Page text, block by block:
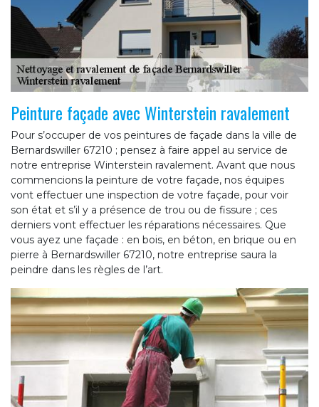
Peinture façade avec Winterstein ravalement
Pour s’occuper de vos peintures de façade dans la ville de
Bernardswiller 67210 ; pensez à faire appel au service de
notre entreprise Winterstein ravalement. Avant que nous
commencions la peinture de votre façade, nos équipes
vont effectuer une inspection de votre façade, pour voir
son état et s’il y a présence de trou ou de fissure ; ces
derniers vont effectuer les réparations nécessaires. Que
vous ayez une façade : en bois, en béton, en brique ou en
pierre à Bernardswiller 67210, notre entreprise saura la
peindre dans les règles de l’art.